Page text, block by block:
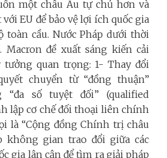
một châu Âu tự chủ hơn và
EU để bảo vệ lợi ích quốc gia
toàn cầu. Nước Pháp dưới thời
đề xuất sáng kiến cải
tưởng quan trọng: 1- Thay đổi
chuyển từ “đồng thuận”
“đa số tuyệt đối” (qualified
lập cơ chế đối thoại liên chính
là “Cộng đồng Chính trị châu
không gian trao đổi giữa các
gia lân cận để tìm ra giải pháp